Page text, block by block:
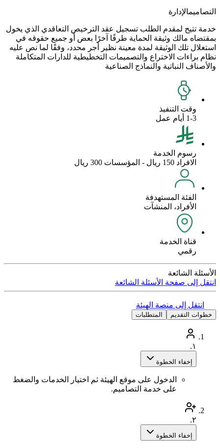
التصاميمالإدارة
خدمة تتيح لمقدم الطلب تسجيل عقد الترخيص التعاقدي الذي يخول
بمقتضاه مالك وثيقة الحماية طرفًا آخرًا بعض أو جميع حقوقه في
استغلال تلك الوثيقة لمدة معينة نظير أجر محدد، وفقًا لما نص عليه
نظام براءات الاختراع والتصميمات التخطيطية للدارات المتكاملة
والأصناف النباتية والنماذج الصناعية
وقت التنفيذ
1-3 أيام عمل
رسوم الخدمة
الافراد 150 ريال - المؤسسات 300 ريال
الفئة المستهدفة
الأفراد، المنشآت
قناة الخدمة
رقمي
الأسئلة الشائعة
انتقل إلى صفحة الأسئلة الشائعة
انتقل إلى منصة الهيئة
خطوات التقديم المتطلبات
١.
إخفاء الخطوة
الدخول على موقع الهيئة ثم اختيار الخدمات والضغط
على خدمة التصاميم.
٢.
إخفاء الخطوة